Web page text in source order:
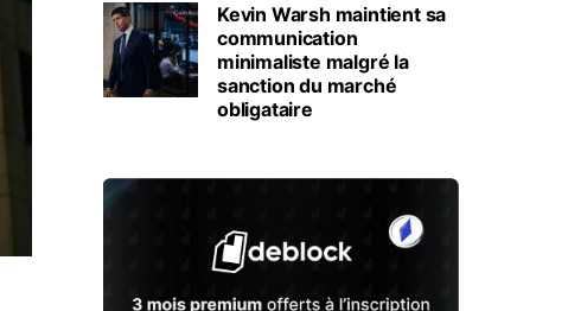
Kevin Warsh maintient sa
communication
minimaliste malgré la
sanction du marché
obligataire